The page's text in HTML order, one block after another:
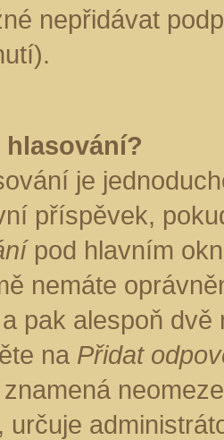
nepřidávat
je
příspěvek,
pod hlavním
nemáte
pak alespoň
na Přidat
určuje